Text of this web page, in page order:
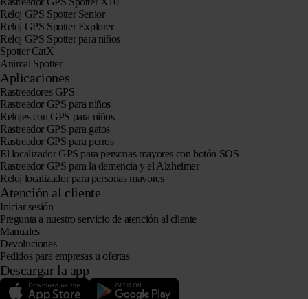
Reloj GPS Spotter Senior
Reloj GPS Spotter Explorer
Reloj GPS Spotter para niños
Spotter CatX
Animal Spotter
Aplicaciones
Rastreadores GPS
Rastreador GPS para niños
Relojes con GPS para niños
Rastreador GPS para gatos
Rastreador GPS para perros
El localizador GPS para personas mayores con botón SOS
Rastreador GPS para la demencia y el Alzheimer
Reloj localizador para personas mayores
Atención al cliente
Iniciar sesión
Pregunta a nuestro servicio de atención al cliente
Manuales
Devoluciones
Pedidos para empresas u ofertas
Descargar la app